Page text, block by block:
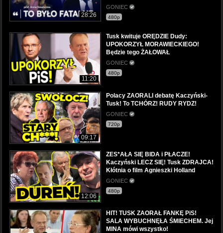
28:26
GONIEC
480p
11:20
Tusk kwituje ORĘDZIE Dudy:
UPOKORZYŁ MORAWIECKIEGO!
Będzie tego ŻAŁOWAŁ
GONIEC
480p
09:17
Polacy ZAORALI debatę Kaczyński-
Tusk! To TCHÓRZ! RUDY RYDZ!
GONIEC
720p
12:06
ZES*AŁA SIĘ BIDA i PŁACZE!
Kaczyński LECZ SIĘ! Tusk ZDRAJCA!
Kłótnia o film Agnieszki Holland
GONIEC
480p
HIT! TUSK ZAORAŁ FANKĘ PiS!
SALA WYBUCHNĘŁA ŚMIECHEM. Jej
MINA mówi wszystko!